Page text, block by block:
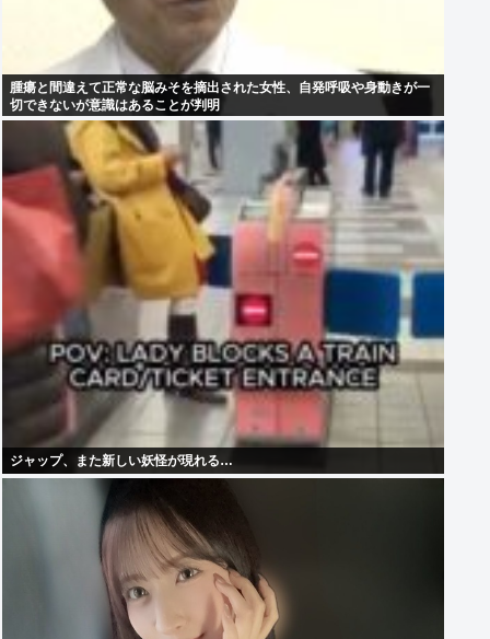
腫瘍と間違えて正常な脳みそを摘出された女性、自発呼吸や身動きが一
切できないが意識はあることが判明
ジャップ、また新しい妖怪が現れる…